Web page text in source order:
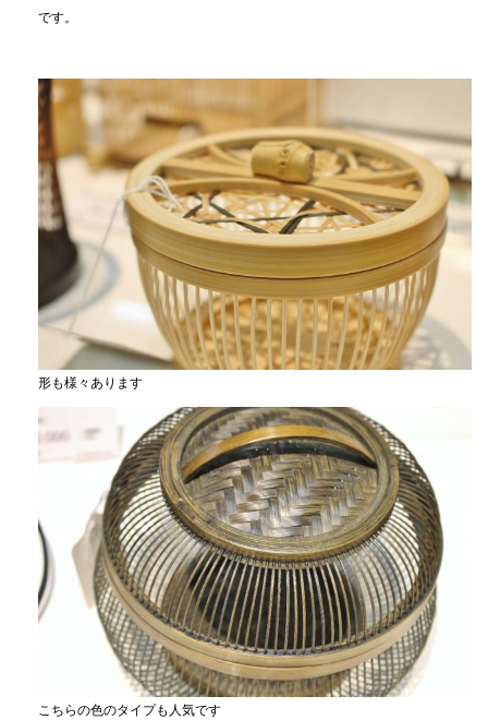
です。
形も様々あります
こちらの色のタイプも人気です